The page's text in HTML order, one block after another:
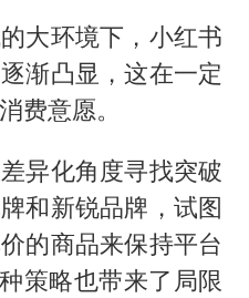
大环境下，小红书
渐凸显，这在一定
费意愿。
异化角度寻找突破
和新锐品牌，试图
的商品来保持平台
策略也带来了局限